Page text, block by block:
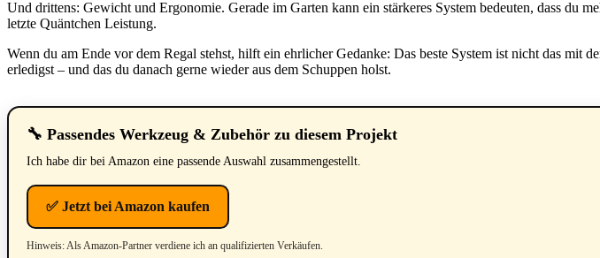
Und drittens: Gewicht und Ergonomie. Gerade im Garten kann ein stärkeres System bedeuten, dass du
letzte Quäntchen Leistung.
Wenn du am Ende vor dem Regal stehst, hilft ein ehrlicher Gedanke: Das beste System ist nicht das mit
erledigst – und das du danach gerne wieder aus dem Schuppen holst.
🔧 Passendes Werkzeug & Zubehör zu diesem Projekt
Ich habe dir bei Amazon eine passende Auswahl zusammengestellt.
✅ Jetzt bei Amazon kaufen
Hinweis: Als Amazon-Partner verdiene ich an qualifizierten Verkäufen.